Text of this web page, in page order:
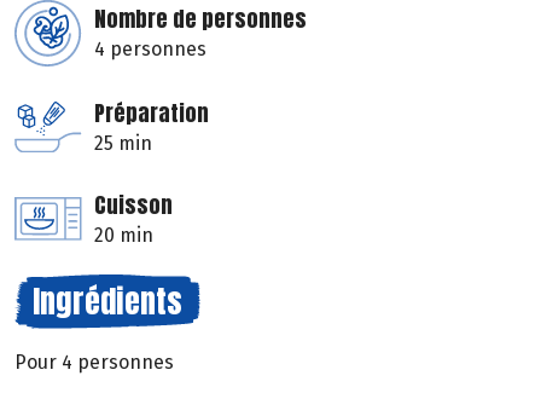
Nombre de personnes
4 personnes
Préparation
25 min
Cuisson
20 min
Ingrédients
Pour 4 personnes